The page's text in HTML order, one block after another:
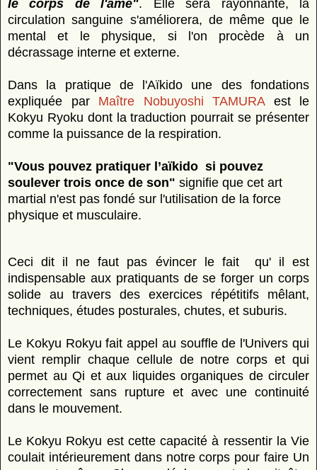
le corps de l'âme". Elle sera rayonnante, la
circulation sanguine s'améliorera, de même que le
mental et le physique, si l'on procède à un
décrassage interne et externe.
Dans la pratique de l'Aïkido une des fondations
expliquée par Maître Nobuyoshi TAMURAest le
Kokyu Ryoku dont la traduction pourrait se présenter
comme la puissance de la respiration.
"Vous pouvez pratiquer l’aïkido si pouvez
soulever trois once de son" signifie que cet art
martial n'est pas fondé sur l'utilisation de la force
physique et musculaire.
Ceci dit il ne faut pas évincer le fait qu' il est
indispensable aux pratiquants de se forger un corps
solide au travers des exercices répétitifs mêlant,
techniques, études posturales, chutes, et suburis.
Le Kokyu Rokyu fait appel au souffle de l'Univers qui
vient remplir chaque cellule de notre corps et qui
permet au Qi et aux liquides organiques de circuler
correctement sans rupture et avec une continuité
dans le mouvement.
Le Kokyu Rokyu est cette capacité à ressentir la Vie
coulait intérieurement dans notre corps pour faire Un